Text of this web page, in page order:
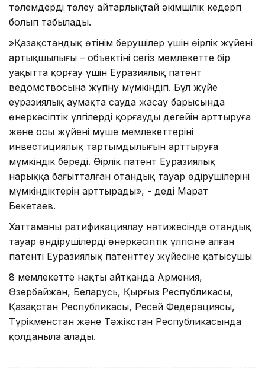
төлемдерді төлеу айтарлықтай әкімшілік кедергі
болып табылады.
»Қазақстандық өтінім берушілер үшін өңірлік жүйенің
артықшылығы – объектіні сегіз мемлекетте бір
уақытта қорғау үшін Еуразиялық патент
ведомствосына жүгіну мүмкіндігі. Бұл жүйе
еуразиялық аумақта сауда жасау барысында
өнеркәсіптік үлгілерді қорғаудың деңгейін арттыруға
және осы жүйенің мүше мемлекеттерінің
инвестициялық тартымдылығын арттыруға
мүмкіндік береді. Өңірлік патент Еуразиялық
нарыққа бағытталған отандық тауар өңдірушілерінің
мүмкіндіктерін арттырады», - деді Марат
Бекетаев.
Хаттаманы ратификациялау нәтижесінде отандық
тауар өндірушілердің өнеркәсіптік үлгісіне алған
патенті Еуразиялық патенттеу жүйесіне қатысушы
8 мемлекетте нақты айтқанда Армения,
Әзербайжан, Беларусь, Қырғыз Республикасы,
Қазақстан Республикасы, Ресей Федерациясы,
Түрікменстан және Тәжікстан Республикасында
қолданыла алады.